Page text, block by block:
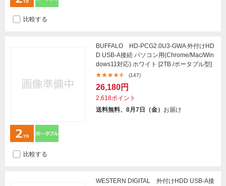
比較する
BUFFALO HD-PCG2.0U3-GWA 外付けHD
D USB-A接続 パソコン用(Chrome/Mac/Win
dows11対応) ホワイト [2TB /ポータブル型]
(147)
26,180円
2,618ポイント
送料無料、8月7日（金） お届け
比較する
WESTERN DIGITAL 外付けHDD USB-A接